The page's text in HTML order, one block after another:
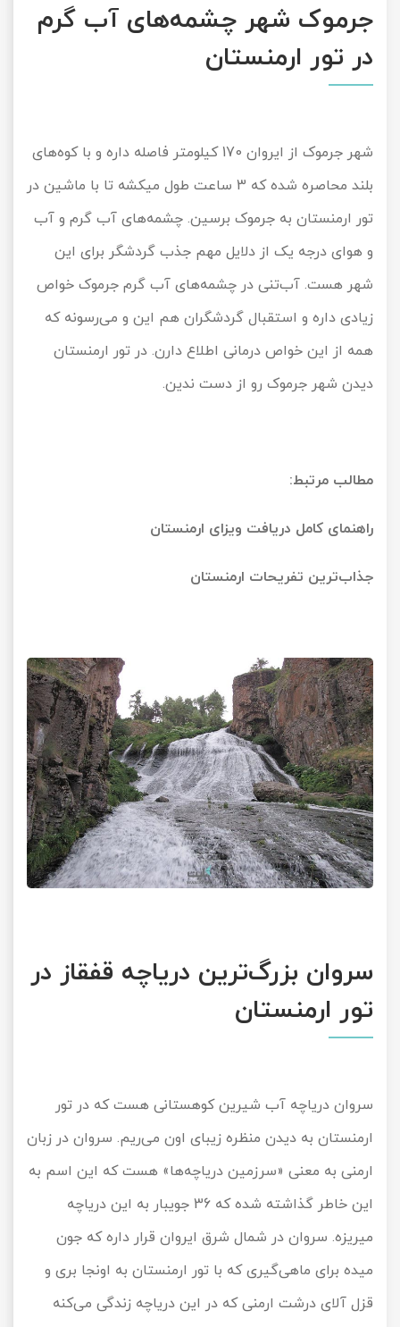
جرموک شهر چشمه‌های آب گرم
در تور ارمنستان
شهر جرموک از ایروان 170 کیلومتر فاصله داره و با کوه‌های
بلند محاصره شده که 3 ساعت طول میکشه تا با ماشین در
تور ارمنستان به جرموک برسین. چشمه‌های آب گرم و آب
و هوای درجه یک از دلایل مهم جذب گردشگر برای این
شهر هست. آب‌تنی در چشمه‌های آب گرم جرموک خواص
زیادی داره و استقبال گردشگران هم این و می‌رسونه که
همه از این خواص درمانی اطلاع دارن. در تور ارمنستان
دیدن شهر جرموک رو از دست ندین.
مطالب مرتبط:
راهنمای کامل دریافت ویزای ارمنستان
جذاب‌ترین تفریحات ارمنستان
سروان بزرگ‌ترین دریاچه قفقاز در
تور ارمنستان
سروان دریاچه آب شیرین کوهستانی هست که در تور
ارمنستان به دیدن منظره زیبای اون می‌ریم. سروان در زبان
ارمنی به معنی «سرزمین دریاچه‌‌ها» هست که این اسم به
این خاطر گذاشته شده که 36 جویبار به این دریاچه
میریزه. سروان در شمال شرق ایروان قرار داره که جون
میده برای ماهی‌گیری که با تور ارمنستان به اونجا بری و
قزل آلای درشت ارمنی که در این دریاچه زندگی می‌کنه